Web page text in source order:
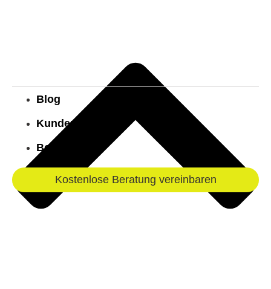
Blog
Kundenstimmen
Bekannt aus
Kostenlose Beratung vereinbaren